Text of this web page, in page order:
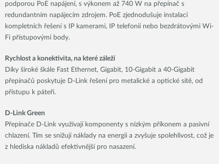
podporou PoE napájení, s výkonem až 740 W na přepínač s
redundantním napájecím zdrojem. PoE zjednodušuje instalaci
kompletních řešení s IP kamerami, IP telefonií nebo bezdrátovými Wi-
Fi přístupovými body.
Rychlost a konektivita, na které záleží
Díky široké škále Fast Ethernet, Gigabit, 10-Gigabit a 40-Gigabit
přepínačů poskytuje D-Link řešení pro metalické a optické sítě, od
přístupu k páteři.
D-Link Green
Přepínače D-Link využívají komponenty s nízkým příkonem a pasivní
chlazení. Tím se snižují náklady na energii a zvyšuje spolehlivost, což je
z hlediska nákladů efektivnější pro nasazení.